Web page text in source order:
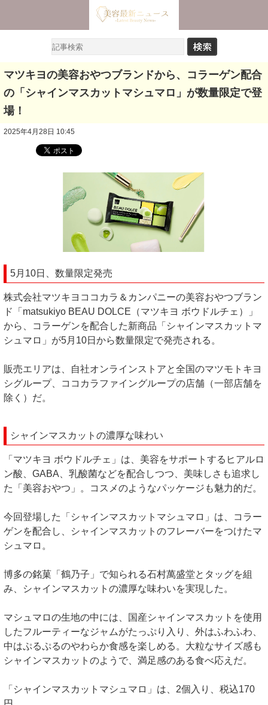
マツキヨの美容おやつブランドから、コラーゲン配合
の「シャインマスカットマシュマロ」が数量限定で登
場！
2025年4月28日 10:45
5月10日、数量限定発売
株式会社マツキヨココカラ＆カンパニーの美容おやつブラン
ド「matsukiyo BEAU DOLCE（マツキヨ ボウドルチェ）」
から、コラーゲンを配合した新商品「シャインマスカットマ
シュマロ」が5月10日から数量限定で発売される。
販売エリアは、自社オンラインストアと全国のマツモトキヨ
シグループ、ココカラファイングループの店舗（一部店舗を
除く）だ。
シャインマスカットの濃厚な味わい
「マツキヨ ボウドルチェ」は、美容をサポートするヒアルロ
ン酸、GABA、乳酸菌などを配合しつつ、美味しさも追求し
た「美容おやつ」。コスメのようなパッケージも魅力的だ。
今回登場した「シャインマスカットマシュマロ」は、コラー
ゲンを配合し、シャインマスカットのフレーバーをつけたマ
シュマロ。
博多の銘菓「鶴乃子」で知られる石村萬盛堂とタッグを組
み、シャインマスカットの濃厚な味わいを実現した。
マシュマロの生地の中には、国産シャインマスカットを使用
したフルーティーなジャムがたっぷり入り、外はふわふわ、
中はぷるぷるのやわらか食感を楽しめる。大粒なサイズ感も
シャインマスカットのようで、満足感のある食べ応えだ。
「シャインマスカットマシュマロ」は、2個入り、税込170